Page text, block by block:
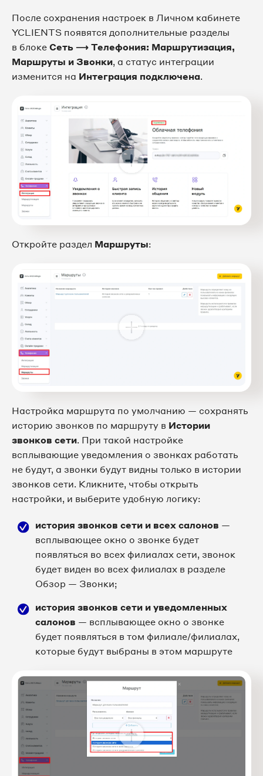
После сохранения настроек в Личном кабинете
YCLIENTS появятся дополнительные разделы
в блоке Сеть ⟶ Телефония: Маршрутизация,
Маршруты и Звонки, а статус интеграции
изменится на Интеграция подключена.
Откройте раздел Маршруты:
Настройка маршрута по умолчанию — сохранять
историю звонков по маршруту в Истории
звонков сети. При такой настройке
всплывающие уведомления о звонках работать
не будут, а звонки будут видны только в истории
звонков сети. Кликните, чтобы открыть
настройки, и выберите удобную логику:
история звонков сети и всех салонов —
всплывающее окно о звонке будет
появляться во всех филиалах сети, звонок
будет виден во всех филиалах в разделе
Обзор — Звонки;
история звонков сети и уведомленных
салонов — всплывающее окно о звонке
будет появляться в том филиале/филиалах,
которые будут выбраны в этом маршруте